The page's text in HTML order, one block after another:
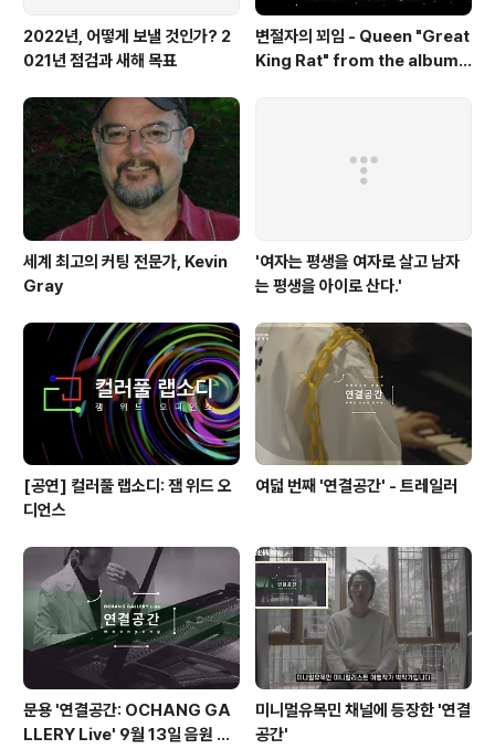
2022년, 어떻게 보낼 것인가? 2
021년 점검과 새해 목표
변절자의 꾀임 - Queen "Great
King Rat" from the album
세계 최고의 커팅 전문가, Kevin
Gray
'여자는 평생을 여자로 살고 남자
는 평생을 아이로 산다.'
[공연] 컬러풀 랩소디: 잼 위드 오
디언스
여덟 번째 '연결공간' - 트레일러
문용 '연결공간: OCHANG GA
LLERY Live' 9월 13일 음원 발
미니멀유목민 채널에 등장한 '연결
공간'